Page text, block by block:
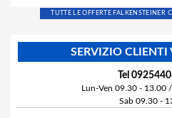
TUTTE LE OFFERTE
SERVIZIO CLIENTI
Tel
Lun-Ven 09.30 - 13.00
Sab 09.30 -